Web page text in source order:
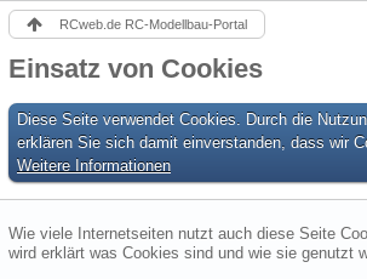
RCweb.de RC-Modellbau-Portal
Einsatz von Cookies
Diese Seite verwendet Cookies. Durch die
erklären Sie sich damit einverstanden, dass wir
Weitere Informationen
Wie viele Internetseiten nutzt auch diese Seite
wird erklärt was Cookies sind und wie sie genutzt